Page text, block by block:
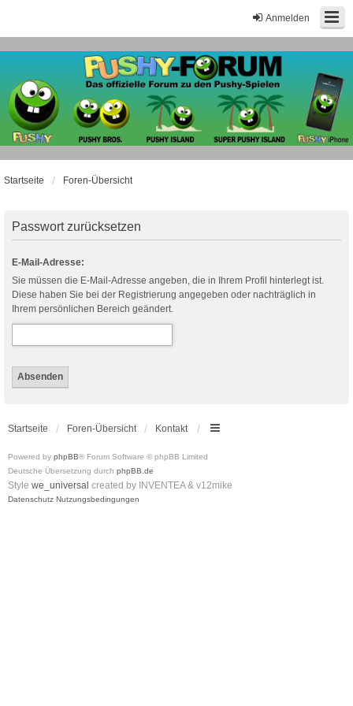
Anmelden
Startseite Foren-Übersicht
Passwort zurücksetzen
E-Mail-Adresse:
Sie müssen die E-Mail-Adresse angeben, die in Ihrem Profil hinterlegt ist.
Diese haben Sie bei der Registrierung angegeben oder nachträglich in
Ihrem persönlichen Bereich geändert.
Startseite Foren-Übersicht Kontakt
Powered by phpBB® Forum Software © phpBB Limited
Deutsche Übersetzung durch phpBB.de
Style we_universal created by INVENTEA & v12mike
Datenschutz Nutzungsbedingungen